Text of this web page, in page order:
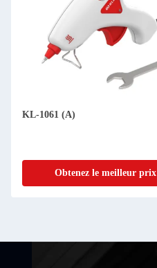
KL-1061 (A)
Obtenez le meilleur prix